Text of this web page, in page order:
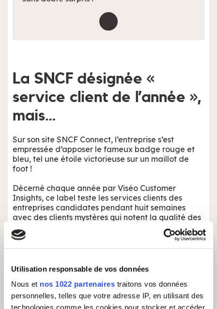
Utilisation responsable de vos données
Nous et nos 1022 partenaires traitons vos données
personnelles, telles que votre adresse IP, en utilisant des
La SNCF désignée «
service client de l’année »,
mais…
Sur son site SNCF Connect, l’entreprise s’est
empressée d’apposer le fameux badge rouge et
bleu, tel une étoile victorieuse sur un maillot de
foot !
Décerné chaque année par Viséo Customer
Insights, ce label teste les services clients des
entreprises candidates pendant huit semaines
avec des clients mystères qui notent la qualité des
interactions.
Alors bien sûr, le web s’est amusé de l’identité du
remboursements depuis des semaines ne se sont
pas fait prier pour contester.
Rappelons ici que ce sontles 150 conseillers qui
répondent au téléphone et par mail qui ont été